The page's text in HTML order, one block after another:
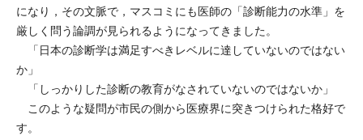
になり，その文脈で，マスコミにも医師の「診断能力の水準」を
厳しく問う論調が見られるようになってきました。
「日本の診断学は満足すべきレベルに達していないのではない
か」
「しっかりした診断の教育がなされていないのではないか」
このような疑問が市民の側から医療界に突きつけられた格好で
す。